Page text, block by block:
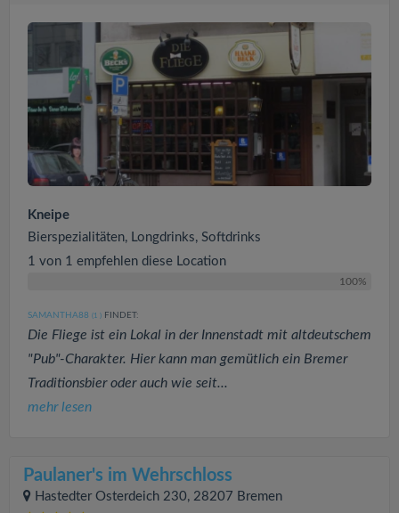
Kneipe
Bierspezialitäten, Longdrinks, Softdrinks
1 von 1 empfehlen diese Location
100%
SAMANTHA88 (1 ) FINDET:
Die Fliege ist ein Lokal in der Innenstadt mit altdeutschem
"Pub"-Charakter. Hier kann man gemütlich ein Bremer
Traditionsbier oder auch wie seit...
mehr lesen
Paulaner's im Wehrschloss
Hastedter Osterdeich 230, 28207 Bremen